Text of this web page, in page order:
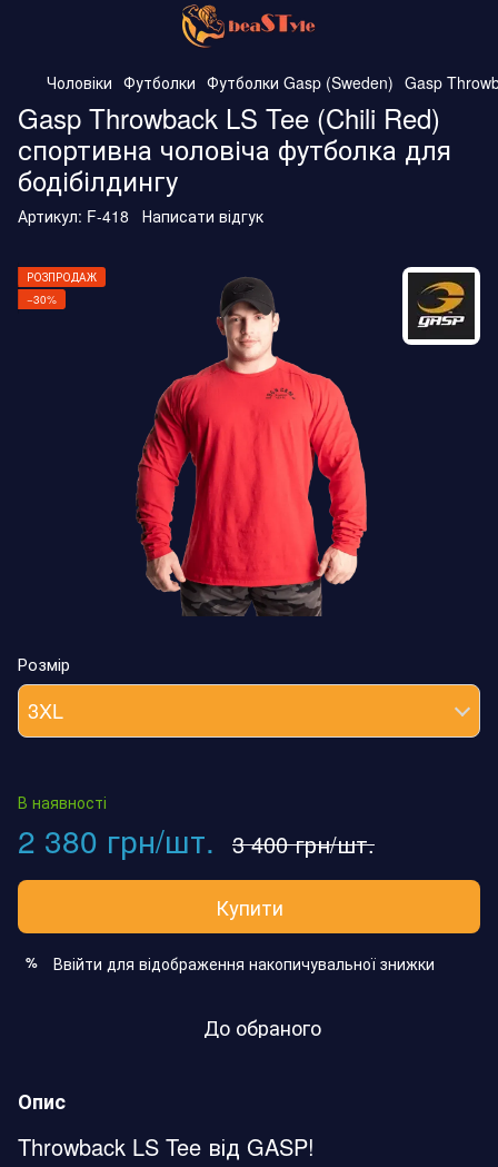
Чоловіки Футболки Футболки Gasp (Sweden) Gasp
Gasp Throwback LS Tee (Chili Red)
спортивна чоловіча футболка для
бодібілдингу
Артикул: F-418 Написати відгук
РОЗПРОДАЖ
−30%
Розмір
3XL
В наявності
2 380 грн/шт. 3 400 грн/шт.
Купити
% Ввійти для відображення накопичувальної знижки
До обраного
Опис
Throwback LS Tee від GASP!